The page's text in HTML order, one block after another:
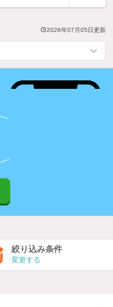
2026年07月05日更新
絞り込み条件
変更する